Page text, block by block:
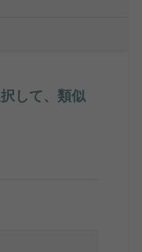
して、類似